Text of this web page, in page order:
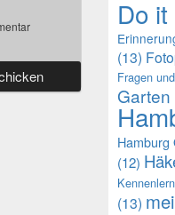
Do
(13)
Fragen
Garten
Hamburg
(12)
(13)